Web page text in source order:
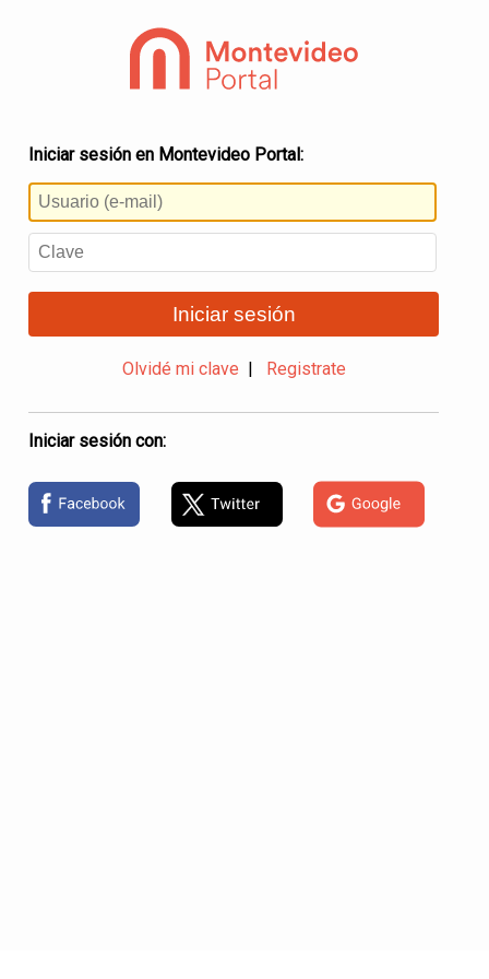
Iniciar sesión en Montevideo Portal:
Iniciar sesión
Olvidé mi clave Registrate
Iniciar sesión con: